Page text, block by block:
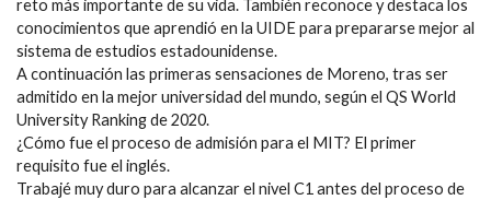
reto más importante de su vida. También reconoce y destaca los
conocimientos que aprendió en la UIDE para prepararse mejor al
sistema de estudios estadounidense.
A continuación las primeras sensaciones de Moreno, tras ser
admitido en la mejor universidad del mundo, según el QS World
University Ranking de 2020.
¿Cómo fue el proceso de admisión para el MIT? El primer
requisito fue el inglés.
Trabajé muy duro para alcanzar el nivel C1 antes del proceso de